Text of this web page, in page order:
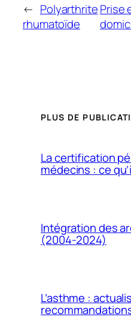
← Polyarthrite
rhumatoïde
Prise
PLUS DE
La certification
médecins : ce
Intégration des
(2004-2024)
L’asthme :